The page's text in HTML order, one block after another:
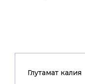
Глутамат калия